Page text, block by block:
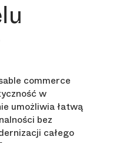
commerce
w
umożliwia łatwą
bez
całego